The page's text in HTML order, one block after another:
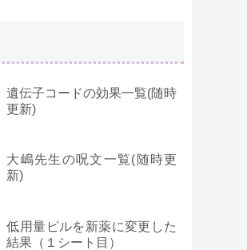
遺伝子コードの効果一覧(随時
更新)
大嶋先生の呪文一覧(随時更
新)
低用量ピルを新薬に変更した
結果（１シート目）